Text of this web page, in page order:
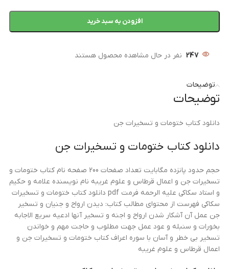
افزودن به سبد خرید
247 نفر در حال مشاهده محصول هستند
توضیحات
توضیحات
دانلود کتاب ختومات و تسخیرات جن
دانلود کتاب ختومات و تسخیرات جن
حجم حدود پانزده مگابایت تعداد صفحات 200 صفحه نام کتاب ختومات و
تسخیرات جن و اعمال قرطاس و علوم غریبه نام نویسنده علامه و حکیم
و استاد سکاکی علیه الرحمه فرمت pdf دانلود کتاب ختومات و تسخیرات
سکاکی فهرست از محتوای مطالب کتاب: دیدن ارواح و جنیان و تسخیر
جن عمل آن آشکار شدن ارواح و اجنه و تسخیر آنها ادعیه سریع الاجابه
بخورات و سنبله و عود عمل جهت مطلوب و حاجت مهم و خواندن
تسخیر بی خطر و آسان با سوره اعراف کتاب ختومات و تسخیرات جن و
اعمال قرطاس و علوم غریبه